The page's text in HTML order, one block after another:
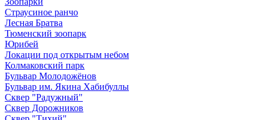
Страусиное ранчо
Лесная Братва
Тюменский зоопарк
Юрибей
Локации под открытым небом
Колмаковский парк
Бульвар Молодожёнов
Бульвар им. Якина Хабибуллы
Сквер "Радужный"
Сквер Дорожников